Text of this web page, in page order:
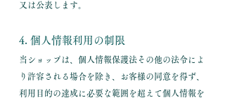
又は公表します。
4. 個人情報利用の制限
当ショップは、個人情報保護法その他の法令によ
り許容される場合を除き、お客様の同意を得ず、
利用目的の達成に必要な範囲を超えて個人情報を